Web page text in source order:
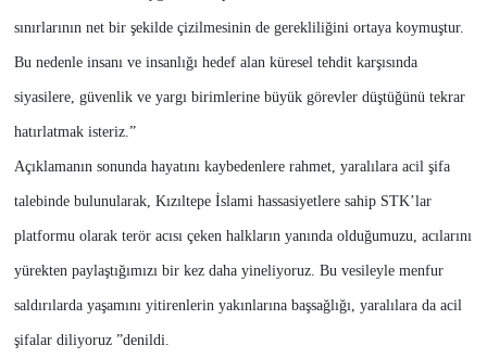
sınırlarının net bir şekilde çizilmesinin de gerekliliğini ortaya koymuştur.
Bu nedenle insanı ve insanlığı hedef alan küresel tehdit karşısında
siyasilere, güvenlik ve yargı birimlerine büyük görevler düştüğünü tekrar
hatırlatmak isteriz.”
Açıklamanın sonunda hayatını kaybedenlere rahmet, yaralılara acil şifa
talebinde bulunularak, Kızıltepe İslami hassasiyetlere sahip STK’lar
platformu olarak terör acısı çeken halkların yanında olduğumuzu, acılarını
yürekten paylaştığımızı bir kez daha yineliyoruz. Bu vesileyle menfur
saldırılarda yaşamını yitirenlerin yakınlarına başsağlığı, yaralılara da acil
şifalar diliyoruz ”denildi.